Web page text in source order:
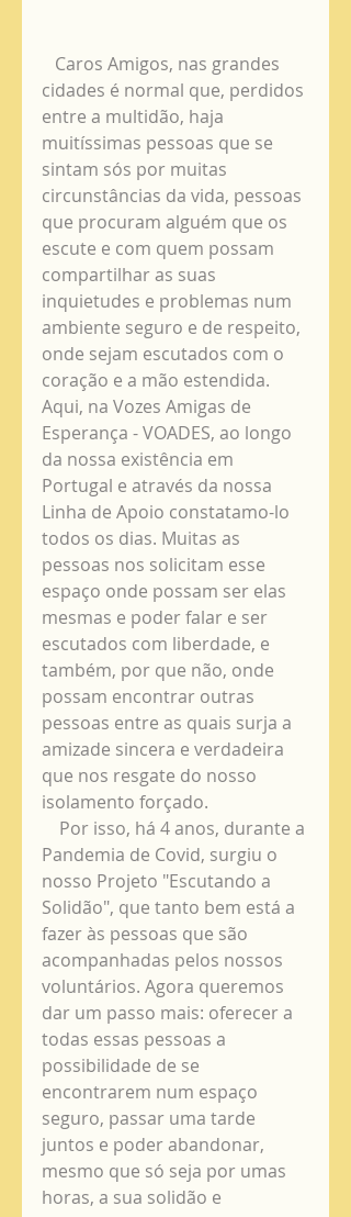
cidades é normal que, perdidos
entre a multidão, haja
muitíssimas pessoas que se
sintam sós por muitas
circunstâncias da vida, pessoas
que procuram alguém que os
escute e com quem possam
compartilhar as suas
inquietudes e problemas num
ambiente seguro e de respeito,
onde sejam escutados com o
coração e a mão estendida.
Aqui, na Vozes Amigas de
Esperança - VOADES, ao longo
da nossa existência em
Portugal e através da nossa
Linha de Apoio constatamo-lo
todos os dias. Muitas as
pessoas nos solicitam esse
espaço onde possam ser elas
mesmas e poder falar e ser
escutados com liberdade, e
também, por que não, onde
possam encontrar outras
pessoas entre as quais surja a
amizade sincera e verdadeira
que nos resgate do nosso
isolamento forçado.
Pandemia de Covid, surgiu o
nosso Projeto "Escutando a
Solidão", que tanto bem está a
fazer às pessoas que são
acompanhadas pelos nossos
voluntários. Agora queremos
dar um passo mais: oferecer a
todas essas pessoas a
possibilidade de se
encontrarem num espaço
seguro, passar uma tarde
juntos e poder abandonar,
mesmo que só seja por umas
horas, a sua solidão e